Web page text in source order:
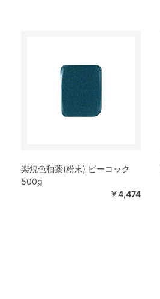
楽焼色釉薬(粉末) ピーコック
500g
￥4,474